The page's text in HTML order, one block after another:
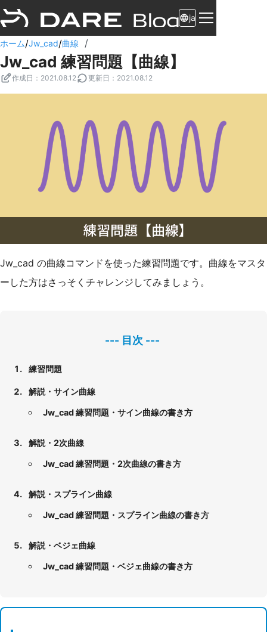
ja
ホーム/Jw_cad/曲線 /
Jw_cad 練習問題【曲線】
作成日 ： 2021.08.12 更新日 ： 2021.08.12
Jw_cad の曲線コマンドを使った練習問題です。曲線をマスタ
ーした方はさっそくチャレンジしてみましょう。
練習問題
解説・サイン曲線
Jw_cad 練習問題・サイン曲線の書き方
解説・2次曲線
Jw_cad 練習問題・2次曲線の書き方
解説・スプライン曲線
Jw_cad 練習問題・スプライン曲線の書き方
解説・ベジェ曲線
Jw_cad 練習問題・ベジェ曲線の書き方